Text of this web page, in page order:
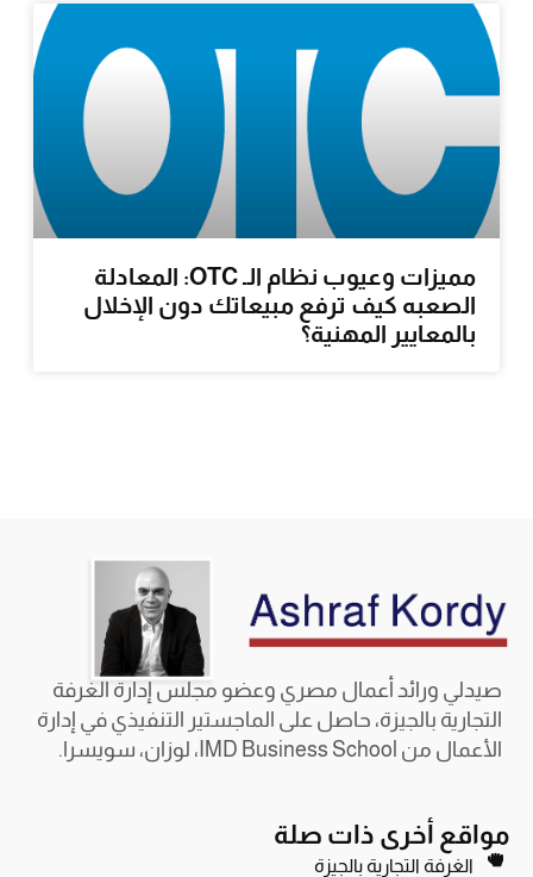
مميزات وعيوب نظام الـ OTC: المعادلة
الصعبه كيف ترفع مبيعاتك دون الإخلال
بالمعايير المهنية؟
صيدلي ورائد أعمال مصري وعضو مجلس إدارة الغرفة
التجارية بالجيزة، حاصل على الماجستير التنفيذي في إدارة
الأعمال من IMD Business School، لوزان، سويسرا.
مواقع أخرى ذات صلة
الغرفة التجارية بالجيزة